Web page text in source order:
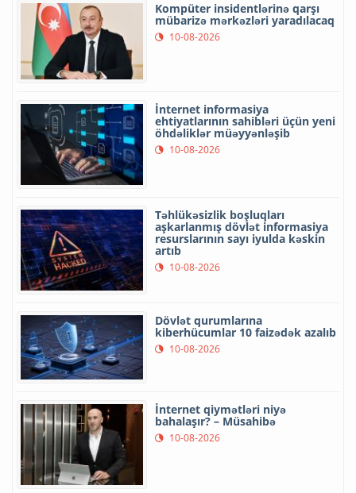
Kompüter insidentlərinə qarşı
mübarizə mərkəzləri yaradılacaq
10-08-2026
İnternet informasiya
ehtiyatlarının sahibləri üçün yeni
öhdəliklər müəyyənləşib
10-08-2026
Təhlükəsizlik boşluqları
aşkarlanmış dövlət informasiya
resurslarının sayı iyulda kəskin
artıb
10-08-2026
Dövlət qurumlarına
kiberhücumlar 10 faizədək azalıb
10-08-2026
İnternet qiymətləri niyə
bahalaşır? – Müsahibə
10-08-2026